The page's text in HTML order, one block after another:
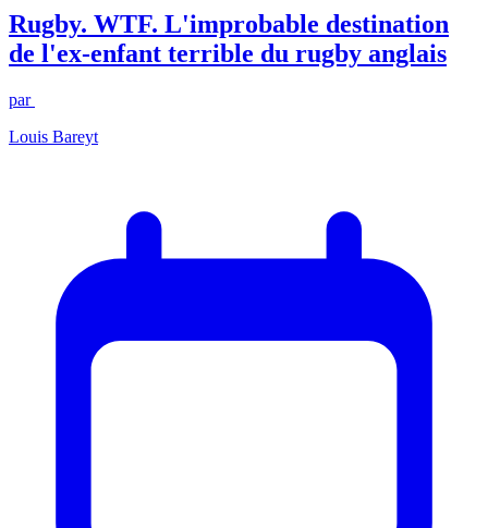
Rugby. WTF. L'improbable destination
de l'ex-enfant terrible du rugby anglais
par
Louis Bareyt